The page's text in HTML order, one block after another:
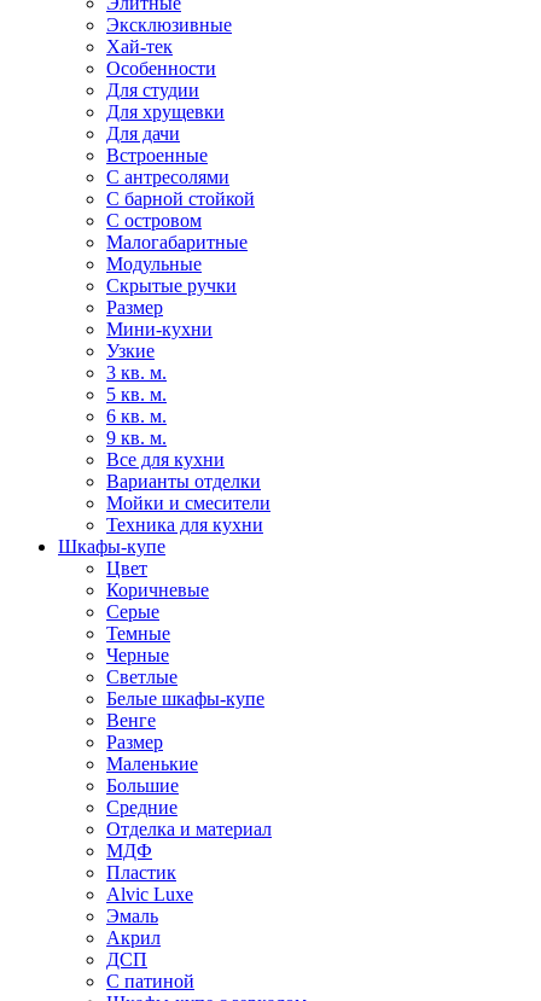
Эксклюзивные
Хай-тек
Особенности
Для студии
Для хрущевки
Для дачи
Встроенные
С антресолями
С барной стойкой
С островом
Малогабаритные
Модульные
Скрытые ручки
Размер
Мини-кухни
Узкие
3 кв. м.
5 кв. м.
6 кв. м.
9 кв. м.
Все для кухни
Варианты отделки
Мойки и смесители
Техника для кухни
Шкафы-купе
Цвет
Коричневые
Серые
Темные
Черные
Светлые
Белые шкафы-купе
Венге
Размер
Маленькие
Большие
Средние
Отделка и материал
МДФ
Пластик
Alvic Luxe
Эмаль
Акрил
ДСП
С патиной